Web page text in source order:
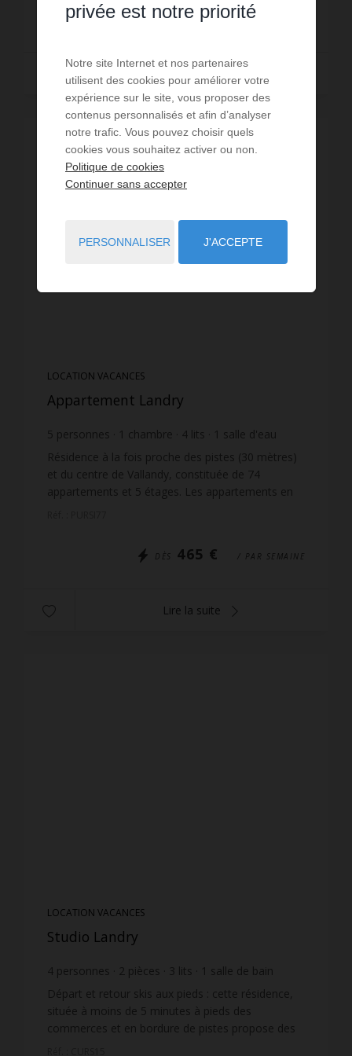
DÈS350 € / PAR SEMAINE
Lire la suite
LOCATION VACANCES
Appartement Landry
5 personnes 1 chambre 4 lits 1 salle d'eau
salle de bain
Résidence à la fois proche des pistes (30 mètres)
et du centre de Vallandy, constituée de 74
appartements et 5 étages. Les appartements en
DÈS 465 € / PAR SEMAINE
Lire la suite
LOCATION VACANCES
Studio Landry
4 personnes 2 pièces 3 lits 1 salle de bain
Départ et retour skis aux pieds : cette résidence,
située à moins de 5 minutes à pieds des
commerces et en bordure de pistes propose des
privée est notre priorité
Notre site Internet et nos partenaires
utilisent des cookies pour améliorer votre
expérience sur le site, vous proposer des
contenus personnalisés et afin d’analyser
notre trafic. Vous pouvez choisir quels
cookies vous souhaitez activer ou non.
Politique de cookies
Continuer sans accepter
PERSONNALISER J'ACCEPTE